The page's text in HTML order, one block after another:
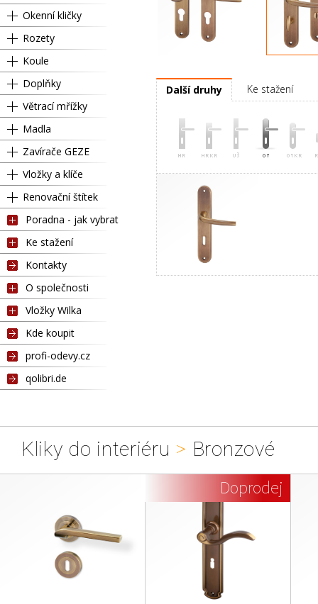
Okenní kličky
Rozety
Koule
Doplňky
Větrací mřížky
Madla
Zavírače GEZE
Vložky a klíče
Renovační štítek
Poradna - jak vybrat
Ke stažení
Kontakty
O společnosti
Vložky Wilka
Kde koupit
profi-odevy.cz
qolibri.de
Další druhy Ke stažení
Kliky do interiéru > Bronzové
Doprodej